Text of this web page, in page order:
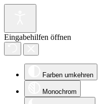
Eingabehilfen öffnen
Farben umkehren
Monochrom